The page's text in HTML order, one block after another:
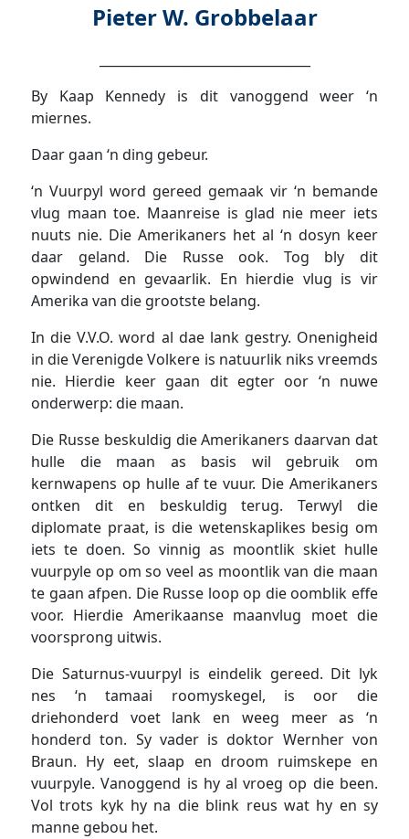
Pieter W. Grobbelaar
By Kaap Kennedy is dit vanoggend weer ‘n
miernes.
Daar gaan ‘n ding gebeur.
‘n Vuurpyl word gereed gemaak vir ‘n bemande
vlug maan toe. Maanreise is glad nie meer iets
nuuts nie. Die Amerikaners het al ‘n dosyn keer
daar geland. Die Russe ook. Tog bly dit
opwindend en gevaarlik. En hierdie vlug is vir
Amerika van die grootste belang.
In die V.V.O. word al dae lank gestry. Onenigheid
in die Verenigde Volkere is natuurlik niks vreemds
nie. Hierdie keer gaan dit egter oor ‘n nuwe
onderwerp: die maan.
Die Russe beskuldig die Amerikaners daarvan dat
hulle die maan as basis wil gebruik om
kernwapens op hulle af te vuur. Die Amerikaners
ontken dit en beskuldig terug. Terwyl die
diplomate praat, is die wetenskaplikes besig om
iets te doen. So vinnig as moontlik skiet hulle
vuurpyle op om so veel as moontlik van die maan
te gaan afpen. Die Russe loop op die oomblik effe
voor. Hierdie Amerikaanse maanvlug moet die
voorsprong uitwis.
Die Saturnus-vuurpyl is eindelik gereed. Dit lyk
nes ‘n tamaai roomyskegel, is oor die
driehonderd voet lank en weeg meer as ‘n
honderd ton. Sy vader is doktor Wernher von
Braun. Hy eet, slaap en droom ruimskepe en
vuurpyle. Vanoggend is hy al vroeg op die been.
Vol trots kyk hy na die blink reus wat hy en sy
manne gebou het.